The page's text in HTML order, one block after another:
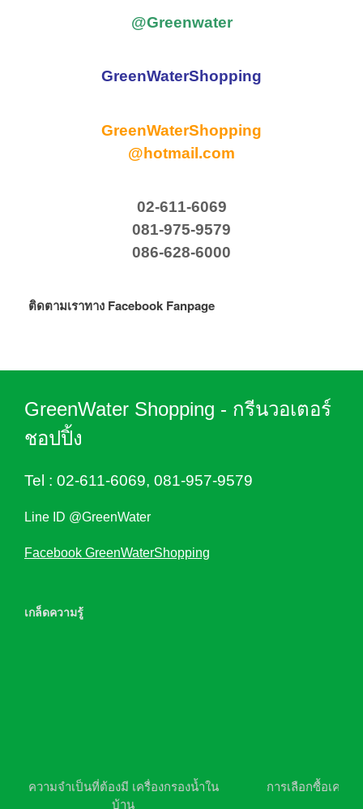
@Greenwater
GreenWaterShopping
GreenWaterShopping
@hotmail.com
02-611-6069
081-975-9579
086-628-6000
ติดตามเราทาง Facebook Fanpage
GreenWater Shopping - กรีนวอเตอร์
ชอปปิ้ง
Tel : 02-611-6069, 081-957-9579
Line ID @GreenWater
Facebook GreenWaterShopping
เกล็ดความรู้
ความจำเป็นที่ต้องมี เครื่องกรองน้ำใน
บ้าน
การเลือกซื้อเครื่อ